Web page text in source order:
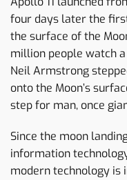
four days later the
the surface of the
million people watch
Neil Armstrong
onto the Moon’s
step for man, once
Since the moon
information
modern technology is